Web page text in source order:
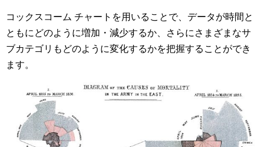
コックスコーム チャートを用いることで、データが時間と
ともにどのように増加・減少するか、さらにさまざまなサ
ブカテゴリもどのように変化するかを把握することができ
ます。